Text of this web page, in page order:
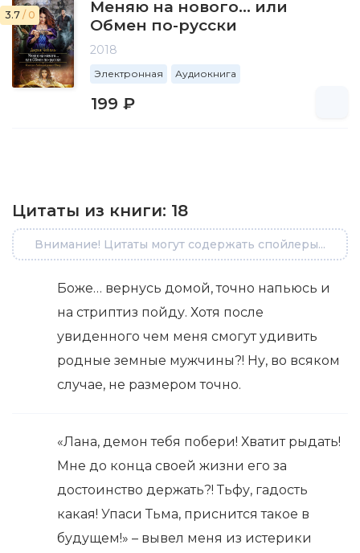
3.7 / 0
Меняю на нового… или
Обмен по-русски
2018
Электронная Аудиокнига
199 ₽
Цитаты из книги: 18
Внимание! Цитаты могут содержать спойлеры...
Боже… вернусь домой, точно напьюсь и
на стриптиз пойду. Хотя после
увиденного чем меня смогут удивить
родные земные мужчины?! Ну, во всяком
случае, не размером точно.
«Лана, демон тебя побери! Хватит рыдать!
Мне до конца своей жизни его за
достоинство держать?! Тьфу, гадость
какая! Упаси Тьма, приснится такое в
будущем!» – вывел меня из истерики